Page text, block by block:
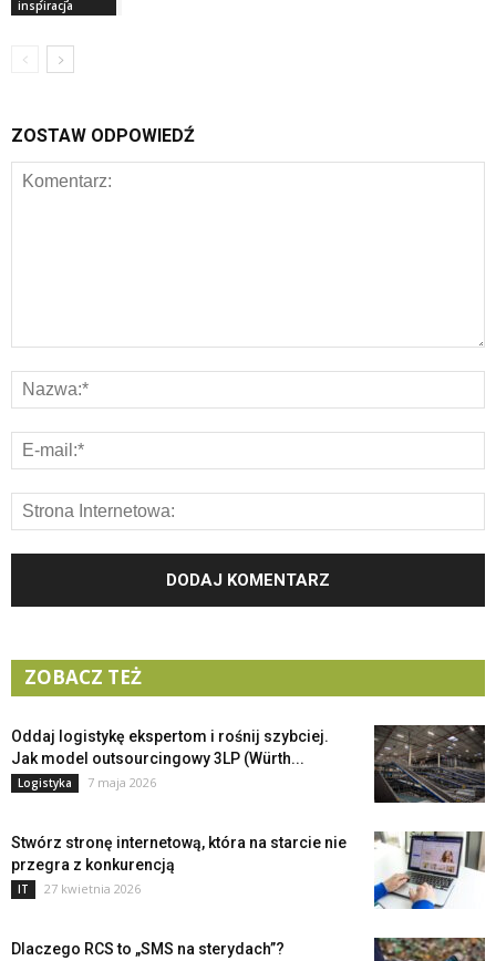
inspiracja
ZOSTAW ODPOWIEDŹ
ZOBACZ TEŻ
Oddaj logistykę ekspertom i rośnij szybciej.
Jak model outsourcingowy 3LP (Würth...
Logistyka 7 maja 2026
Stwórz stronę internetową, która na starcie nie
przegra z konkurencją
IT 27 kwietnia 2026
Dlaczego RCS to „SMS na sterydach”?